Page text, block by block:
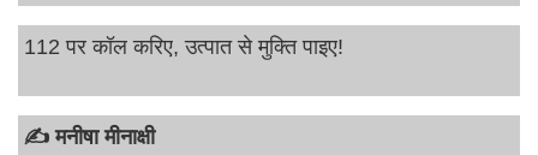
112 पर कॉल करिए, उत्पात से मुक्ति पाइए!
✍️ मनीषा मीनाक्षी